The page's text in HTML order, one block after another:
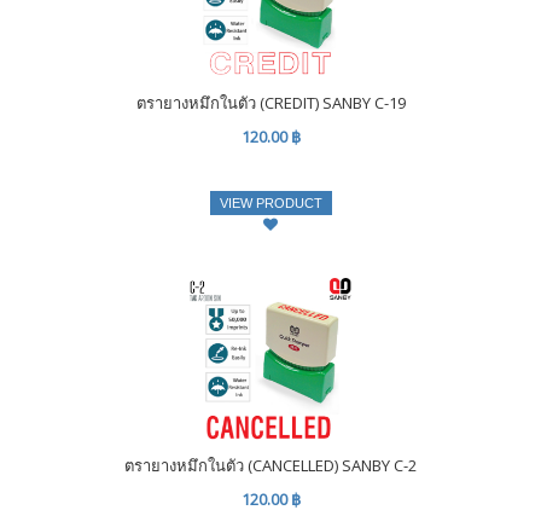
ตรายางหมึกในตัว (CREDIT) SANBY C-19
120.00 ฿
VIEW PRODUCT
ตรายางหมึกในตัว (CANCELLED) SANBY C-2
120.00 ฿